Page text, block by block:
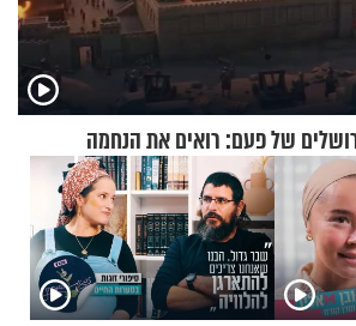
של פעם: רואים את הנחמה